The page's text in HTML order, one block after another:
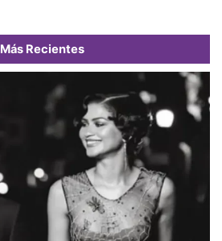
Más Recientes